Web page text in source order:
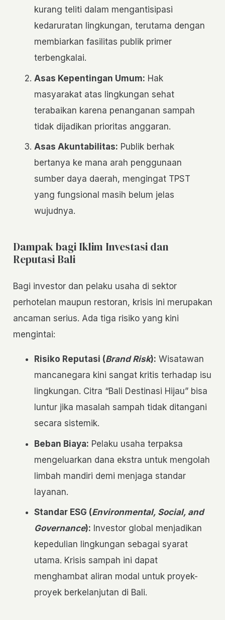
kurang teliti dalam mengantisipasi
kedaruratan lingkungan, terutama dengan
membiarkan fasilitas publik primer
terbengkalai.
Asas Kepentingan Umum: Hak
masyarakat atas lingkungan sehat
terabaikan karena penanganan sampah
tidak dijadikan prioritas anggaran.
Asas Akuntabilitas: Publik berhak
bertanya ke mana arah penggunaan
sumber daya daerah, mengingat TPST
yang fungsional masih belum jelas
wujudnya.
Dampak bagi Iklim Investasi dan
Reputasi Bali
Bagi investor dan pelaku usaha di sektor
perhotelan maupun restoran, krisis ini merupakan
ancaman serius. Ada tiga risiko yang kini
mengintai:
Risiko Reputasi (Brand Risk): Wisatawan
mancanegara kini sangat kritis terhadap isu
lingkungan. Citra “Bali Destinasi Hijau” bisa
luntur jika masalah sampah tidak ditangani
secara sistemik.
Beban Biaya: Pelaku usaha terpaksa
mengeluarkan dana ekstra untuk mengolah
limbah mandiri demi menjaga standar
layanan.
Standar ESG (Environmental, Social, and
Governance): Investor global menjadikan
kepedulian lingkungan sebagai syarat
utama. Krisis sampah ini dapat
menghambat aliran modal untuk proyek-
proyek berkelanjutan di Bali.